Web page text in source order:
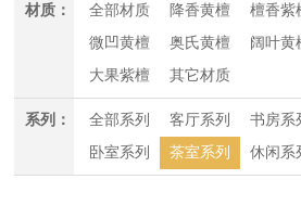
材质： 全部材质 降香黄檀 檀香紫
微凹黄檀
奥氏黄檀 阔叶黄
大果紫檀
其它材质
系列： 全部系列 客厅系列 书房系
卧室系列
茶室系列 休闲系